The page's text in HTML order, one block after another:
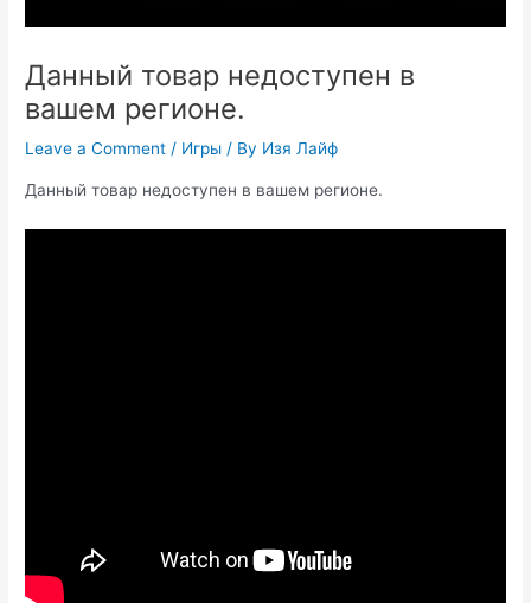
Данный товар недоступен в
вашем регионе.
Leave a Comment / Игры / By Изя Лайф
Данный товар недоступен в вашем регионе.